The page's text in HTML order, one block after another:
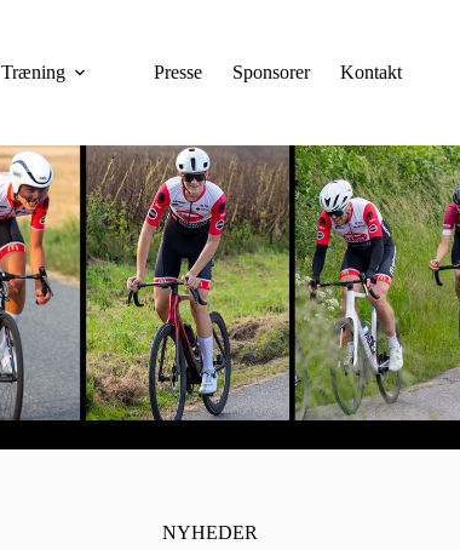
Træning Presse Sponsorer Kontakt
NYHEDER